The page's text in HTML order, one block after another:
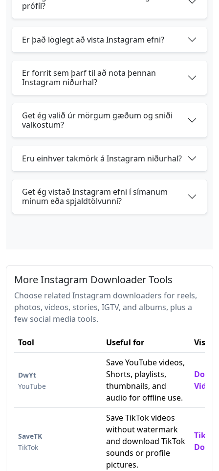
prófíl?
Er það löglegt að vista Instagram efni?
Er forrit sem þarf til að nota þennan
Instagram niðurhal?
Get ég valið úr mörgum gæðum og sniði
valkostum?
Eru einhver takmörk á Instagram niðurhal?
Get ég vistað Instagram efni í símanum
mínum eða spjaldtölvunni?
More Instagram Downloader Tools
Choose related Instagram downloaders for reels,
photos, videos, stories, IGTV, and albums, plus a
few social media tools.
Tool Useful for Visit
DwYt
YouTube
Save YouTube videos,
Shorts, playlists,
thumbnails, and
audio for offline use.
SaveTK
TikTok
Save TikTok videos
without watermark
and download TikTok
sounds or profile
pictures.